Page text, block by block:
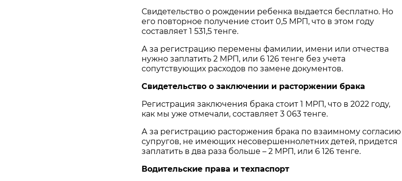
Свидетельство о рождении ребенка выдается бесплатно. Но
его повторное получение стоит 0,5 МРП, что в этом году
составляет 1 531,5 тенге.
А за регистрацию перемены фамилии, имени или отчества
нужно заплатить 2 МРП, или 6 126 тенге без учета
сопутствующих расходов по замене документов.
Свидетельство о заключении и расторжении брака
Регистрация заключения брака стоит 1 МРП, что в 2022 году,
как мы уже отмечали, составляет 3 063 тенге.
А за регистрацию расторжения брака по взаимному согласию
супругов, не имеющих несовершеннолетних детей, придется
заплатить в два раза больше – 2 МРП, или 6 126 тенге.
Водительские права и техпаспорт